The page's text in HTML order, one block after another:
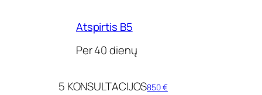
Atspirtis B5
Per 40 dienų
5 KONSULTACIJOS850 €